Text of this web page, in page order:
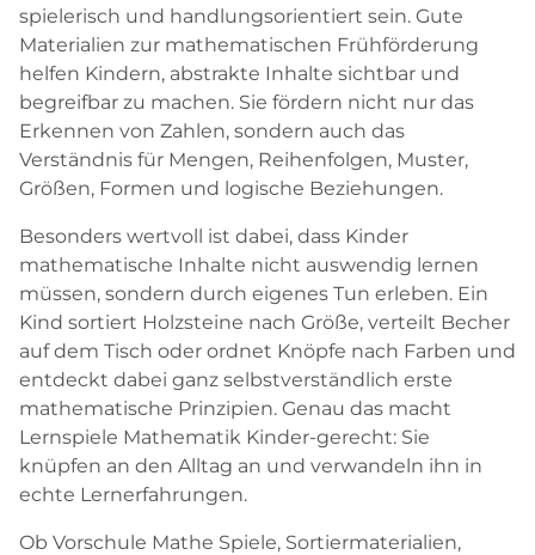
spielerisch und handlungsorientiert sein. Gute
Materialien zur mathematischen Frühförderung
helfen Kindern, abstrakte Inhalte sichtbar und
begreifbar zu machen. Sie fördern nicht nur das
Erkennen von Zahlen, sondern auch das
Verständnis für Mengen, Reihenfolgen, Muster,
Größen, Formen und logische Beziehungen.
Besonders wertvoll ist dabei, dass Kinder
mathematische Inhalte nicht auswendig lernen
müssen, sondern durch eigenes Tun erleben. Ein
Kind sortiert Holzsteine nach Größe, verteilt Becher
auf dem Tisch oder ordnet Knöpfe nach Farben und
entdeckt dabei ganz selbstverständlich erste
mathematische Prinzipien. Genau das macht
Lernspiele Mathematik Kinder-gerecht: Sie
knüpfen an den Alltag an und verwandeln ihn in
echte Lernerfahrungen.
Ob Vorschule Mathe Spiele, Sortiermaterialien,